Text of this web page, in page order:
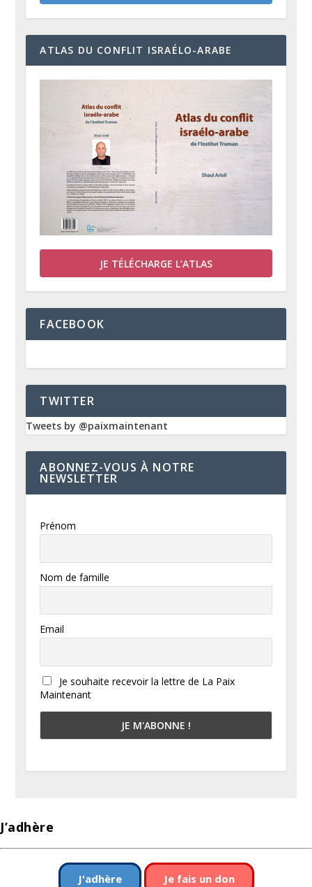
ATLAS DU CONFLIT ISRAÉLO-ARABE
JE TÉLÉCHARGE L’ATLAS
FACEBOOK
TWITTER
Tweets by @paixmaintenant
ABONNEZ-VOUS À NOTRE
NEWSLETTER
Prénom
Nom de famille
Email
Je souhaite recevoir la lettre de La Paix
Maintenant
J’adhère
J'adhère Je fais un don